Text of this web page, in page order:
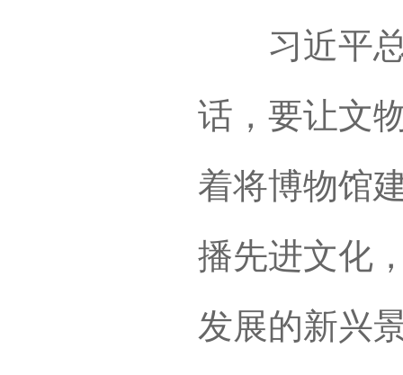
习近平总
话，要让文
着将博物馆
播先进文化
发展的新兴